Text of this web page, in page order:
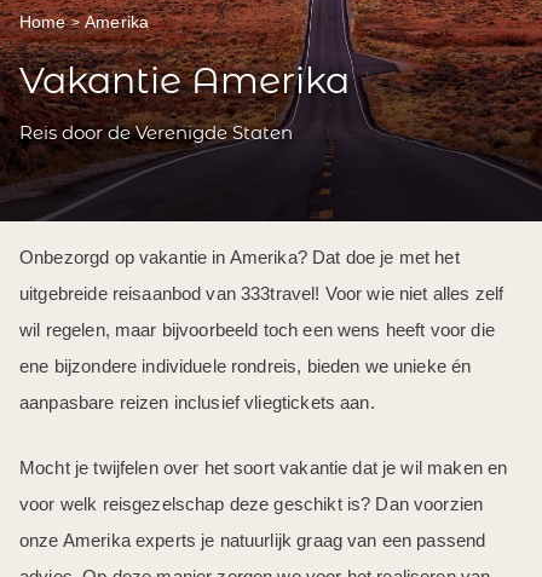
Home Amerika
Vakantie Amerika
Reis door de Verenigde Staten
Onbezorgd op vakantie in Amerika? Dat doe je met het
uitgebreide reisaanbod van 333travel! Voor wie niet alles zelf
wil regelen, maar bijvoorbeeld toch een wens heeft voor die
ene bijzondere individuele rondreis, bieden we unieke én
aanpasbare reizen inclusief vliegtickets aan.
Mocht je twijfelen over het soort vakantie dat je wil maken en
voor welk reisgezelschap deze geschikt is? Dan voorzien
onze Amerika experts je natuurlijk graag van een passend